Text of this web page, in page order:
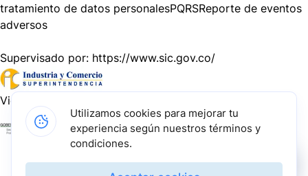
tratamiento de datos personalesPQRSReporte de eventos
adversos
Supervisado por: https://www.sic.gov.co/
Vigilado por:
Gracias a nuestros impulsadores, podemos presentarte la
solución tecnológica más avanzada para resolver los
Utilizamos cookies para mejorar tu
experiencia según nuestros términos y
condiciones.